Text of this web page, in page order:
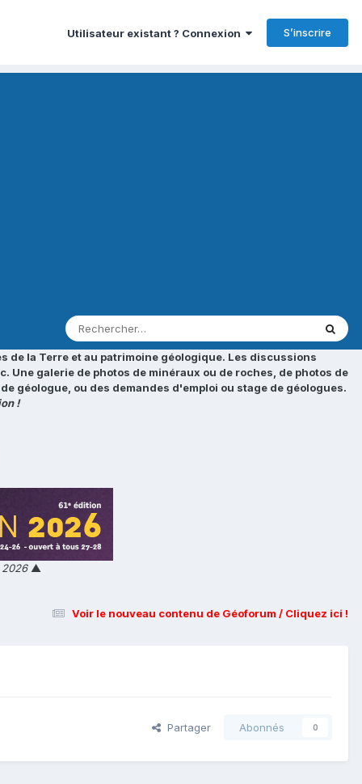
Utilisateur existant ? Connexion S’inscrire
de la Terre et au patrimoine géologique. Les discussions
galerie de photos de minéraux ou de roches, de photos de
géologue, ou des demandes d'emploi ou stage de géologues.
!
▲
Voir le nouveau contenu de Géoforum / Cliquez ici !
Partager Abonnés 0